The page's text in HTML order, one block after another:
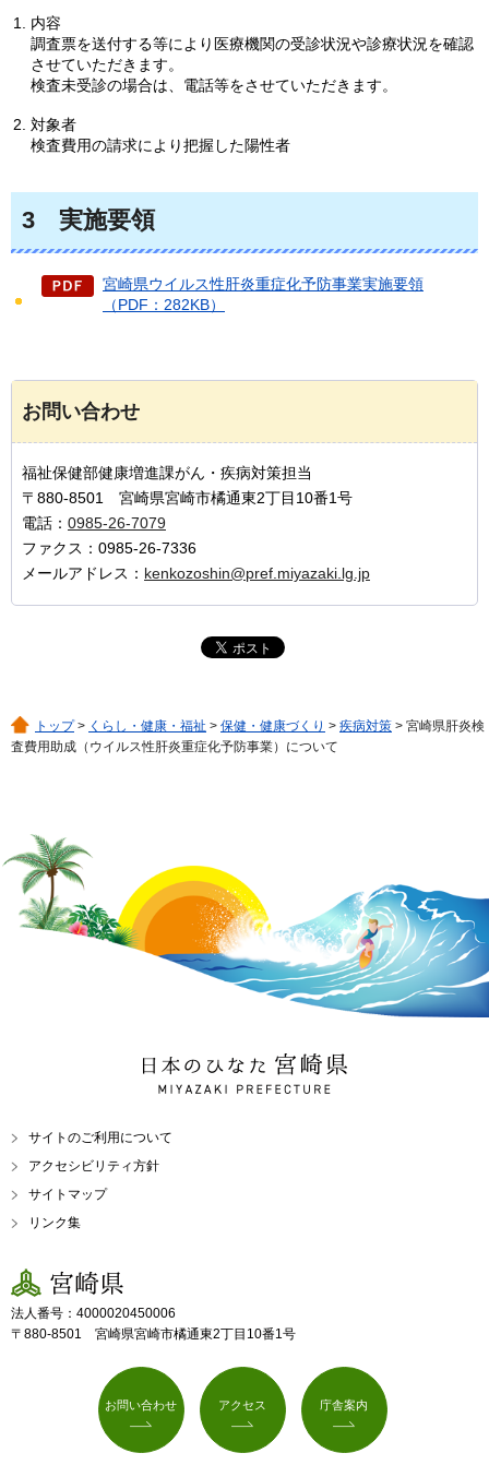
内容
調査票を送付する等により医療機関の受診状況や診療状況を確認
させていただきます。
検査未受診の場合は、電話等をさせていただきます。
対象者
検査費用の請求により把握した陽性者
3 実施要領
宮崎県ウイルス性肝炎重症化予防事業実施要領
（PDF：282KB）
お問い合わせ
福祉保健部健康増進課がん・疾病対策担当
〒880-8501 宮崎県宮崎市橘通東2丁目10番1号
電話： 0985-26-7079
ファクス：0985-26-7336
メールアドレス： kenkozoshin@pref.miyazaki.lg.jp
トップ> くらし・健康・福祉 > 保健・健康づくり > 疾病対策 > 宮崎県肝炎検
査費用助成（ウイルス性肝炎重症化予防事業）について
日本のひなた 宮崎県
MIYAZAKI PREFECTURE
サイトのご利用について
アクセシビリティ方針
サイトマップ
リンク集
宮崎県
法人番号：4000020450006
〒880-8501 宮崎県宮崎市橘通東2丁目10番1号
お問い合わせ アクセス 庁舎案内